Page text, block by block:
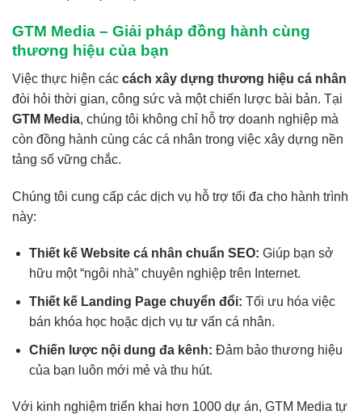
GTM Media – Giải pháp đồng hành cùng
thương hiệu của bạn
Việc thực hiện các cách xây dựng thương hiệu cá nhân
đòi hỏi thời gian, công sức và một chiến lược bài bản. Tại
GTM Media, chúng tôi không chỉ hỗ trợ doanh nghiệp mà
còn đồng hành cùng các cá nhân trong việc xây dựng nền
tảng số vững chắc.
Chúng tôi cung cấp các dịch vụ hỗ trợ tối đa cho hành trình
này:
Thiết kế Website cá nhân chuẩn SEO: Giúp bạn sở
hữu một “ngôi nhà” chuyên nghiệp trên Internet.
Thiết kế Landing Page chuyển đổi: Tối ưu hóa việc
bán khóa học hoặc dịch vụ tư vấn cá nhân.
Chiến lược nội dung đa kênh: Đảm bảo thương hiệu
của bạn luôn mới mẻ và thu hút.
Với kinh nghiệm triển khai hơn 1000 dự án, GTM Media tự